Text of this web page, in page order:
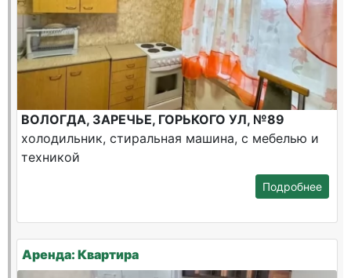
ВОЛОГДА, ЗАРЕЧЬЕ, ГОРЬКОГО УЛ, №89
холодильник, стиральная машина, с мебелью и
техникой
Подробнее
Аренда: Квартира